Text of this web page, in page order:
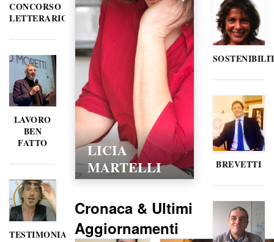
CONCORSO
LETTERARIO
LAVORO
BEN
FATTO
TESTIMONIANZE
LICIA
MARTELLI
Cronaca & Ultimi
Aggiornamenti
BREVETTI